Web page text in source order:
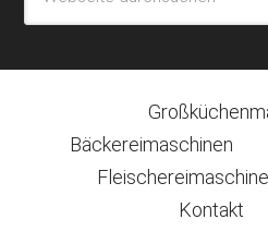
Bäckereimaschinen
Kontakt